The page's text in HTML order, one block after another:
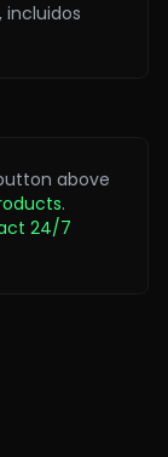
above
.
24/7